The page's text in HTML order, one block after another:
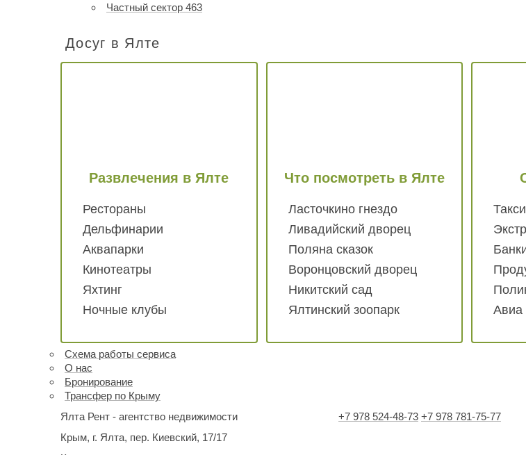
Частный сектор 463
Досуг в Ялте
Развлечения в Ялте
Рестораны
Дельфинарии
Аквапарки
Кинотеатры
Яхтинг
Ночные клубы
Что посмотреть в Ялте
Ласточкино гнездо
Ливадийский дворец
Поляна сказок
Воронцовский дворец
Никитский сад
Ялтинский зоопарк
Авиа
Схема работы сервиса
О нас
Бронирование
Трансфер по Крыму
Ялта Рент - агентство недвижимости
Крым, г. Ялта, пер. Киевский, 17/17
+7 978 524-48-73 +7 978 781-75-77